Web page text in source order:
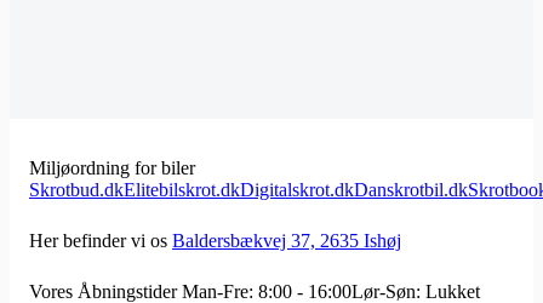
Miljøordning for biler
Skrotbud.dkElitebilskrot.dkDigitalskrot.dkDanskrotbil.dk
Her befinder vi os Baldersbækvej 37, 2635 Ishøj
Vores Åbningstider Man-Fre: 8:00 - 16:00Lør-Søn: Lukket